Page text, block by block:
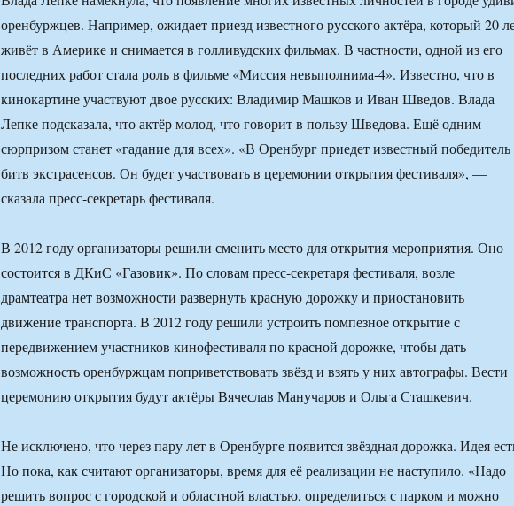
оренбуржцев. Например, ожидает приезд известного русского актёра, который 20
живёт в Америке и снимается в голливудских фильмах. В частности, одной из его
последних работ стала роль в фильме «Миссия невыполнима-4». Известно, что в
кинокартине участвуют двое русских: Владимир Машков и Иван Шведов. Влада
Лепке подсказала, что актёр молод, что говорит в пользу Шведова. Ещё одним
сюрпризом станет «гадание для всех». «В Оренбург приедет известный победитель
битв экстрасенсов. Он будет участвовать в церемонии открытия фестиваля», —
сказала пресс-секретарь фестиваля.
В 2012 году организаторы решили сменить место для открытия мероприятия. Оно
состоится в ДКиС «Газовик». По словам пресс-секретаря фестиваля, возле
драмтеатра нет возможности развернуть красную дорожку и приостановить
движение транспорта. В 2012 году решили устроить помпезное открытие с
передвижением участников кинофестиваля по красной дорожке, чтобы дать
возможность оренбуржцам поприветствовать звёзд и взять у них автографы. Вести
церемонию открытия будут актёры Вячеслав Манучаров и Ольга Сташкевич.
Не исключено, что через пару лет в Оренбурге появится звёздная дорожка. Идея
Но пока, как считают организаторы, время для её реализации не наступило. «Надо
решить вопрос с городской и областной властью, определиться с парком и можно